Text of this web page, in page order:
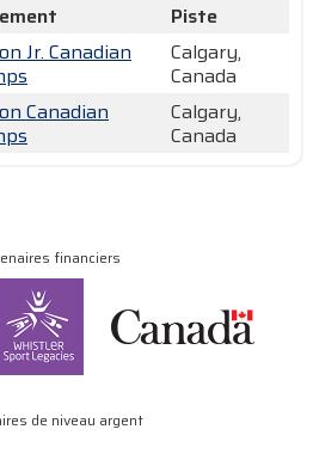
Piste
Jr. Canadian
Calgary,
Canada
Canadian
Calgary,
Canada
financiers
de niveau argent